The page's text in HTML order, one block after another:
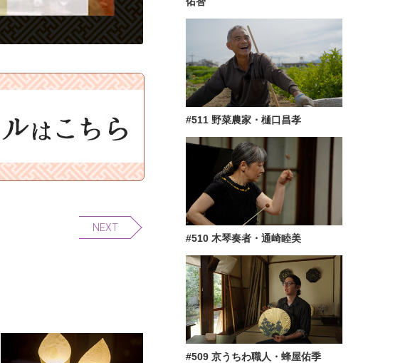
NEXT
#511 野菜農家・樋口昌孝
#510 木琴奏者・通崎睦美
#509 京うちわ職人・蜂屋佑季